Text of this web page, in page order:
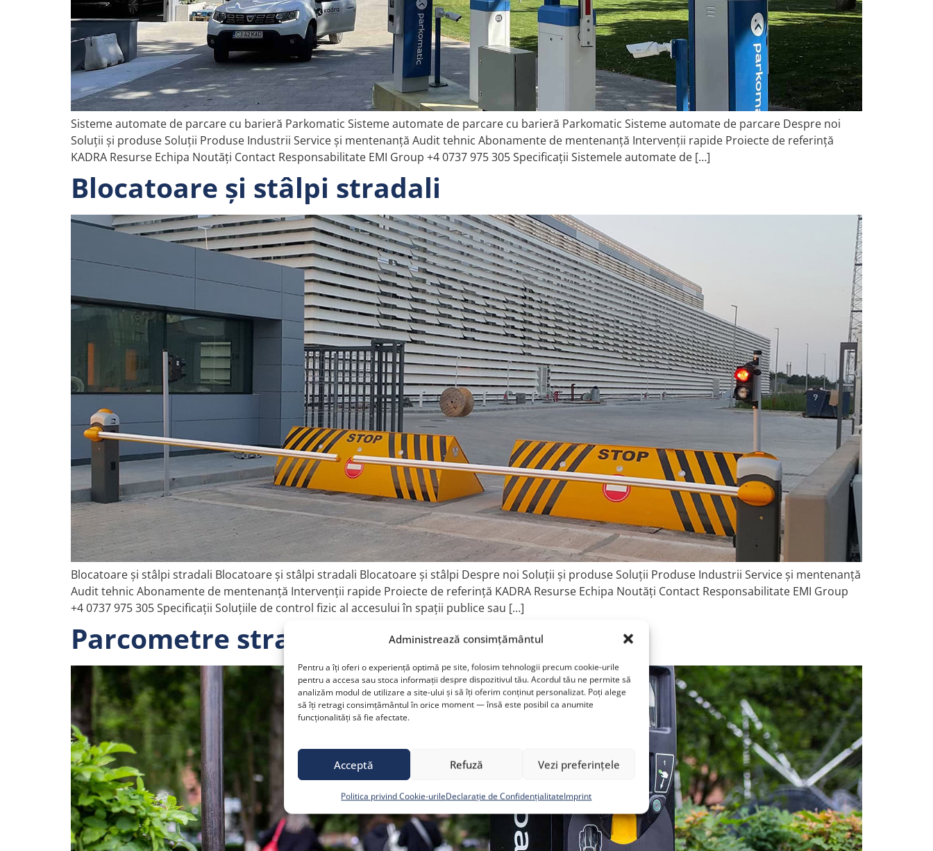
Administrează consimțământul
Pentru a îți oferi o experiență optimă pe site, folosim tehnologii precum cookie-urile
pentru a accesa sau stoca informații despre dispozitivul tău. Acordul tău ne permite să
analizăm modul de utilizare a site-ului și să îți oferim conținut personalizat. Poți alege
să îți retragi consimțământul în orice moment — însă este posibil ca anumite
funcționalități să fie afectate.
Acceptă Refuză Vezi preferințele
Politica privind Cookie-urileDeclarație de ConfidențialitateImprint
Sisteme automate de parcare cu barieră Parkomatic Sisteme automate de parcare cu barieră Parkomatic Sisteme automate de parcare Despre noi
Soluții și produse Soluții Produse Industrii Service și mentenanță Audit tehnic Abonamente de mentenanță Intervenții rapide Proiecte de referință
KADRA Resurse Echipa Noutăți Contact Responsabilitate EMI Group +4 0737 975 305 Specificații Sistemele automate de […]
Blocatoare și stâlpi stradali
Blocatoare și stâlpi stradali Blocatoare și stâlpi stradali Blocatoare și stâlpi Despre noi Soluții și produse Soluții Produse Industrii Service și mentenanță
Audit tehnic Abonamente de mentenanță Intervenții rapide Proiecte de referință KADRA Resurse Echipa Noutăți Contact Responsabilitate EMI Group
+4 0737 975 305 Specificații Soluțiile de control fizic al accesului în spații publice sau […]
Parcometre stradale